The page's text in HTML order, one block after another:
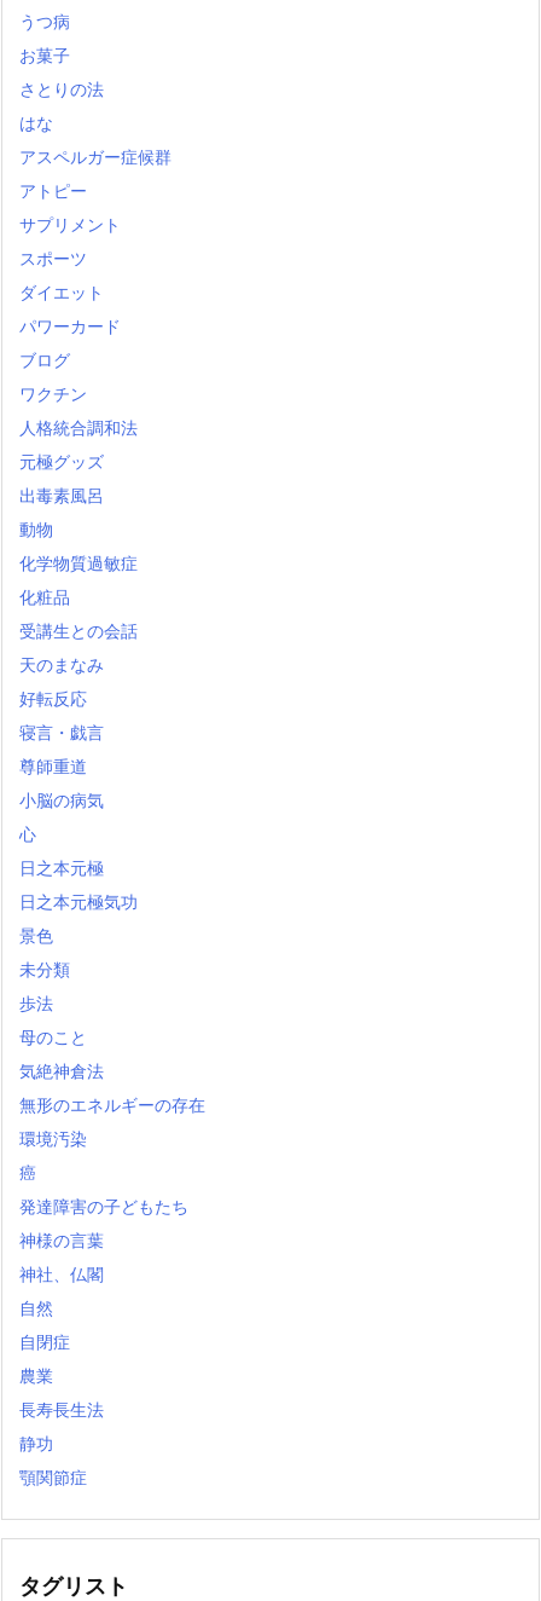
うつ病
お菓子
さとりの法
はな
アスペルガー症候群
アトピー
サプリメント
スポーツ
ダイエット
パワーカード
ブログ
ワクチン
人格統合調和法
元極グッズ
出毒素風呂
動物
化学物質過敏症
化粧品
受講生との会話
天のまなみ
好転反応
寝言・戯言
尊師重道
小脳の病気
心
日之本元極
日之本元極気功
景色
未分類
歩法
母のこと
気絶神倉法
無形のエネルギーの存在
環境汚染
癌
発達障害の子どもたち
神様の言葉
神社、仏閣
自然
自閉症
農業
長寿長生法
静功
顎関節症
タグリスト